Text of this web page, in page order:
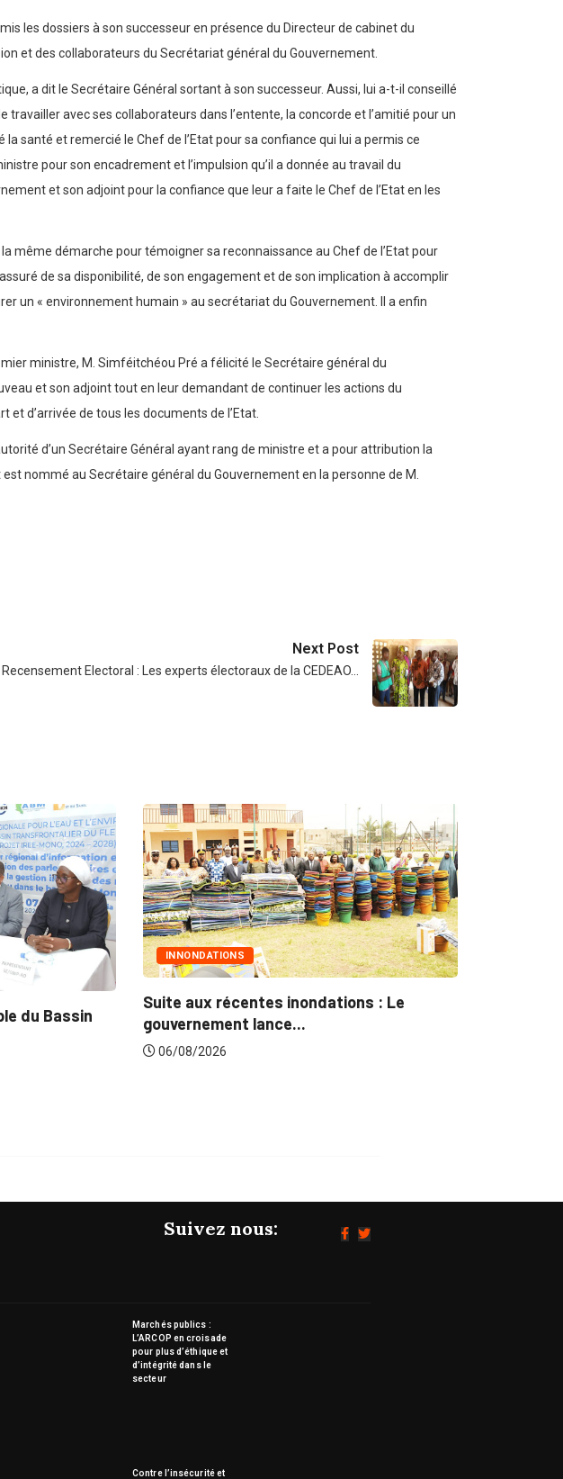
les dossiers à son successeur en présence du Directeur de cabinet du
et des collaborateurs du Secrétariat général du Gouvernement.
a dit le Secrétaire Général sortant à son successeur. Aussi, lui a-t-il conseillé
avec ses collaborateurs dans l’entente, la concorde et l’amitié pour un
santé et remercié le Chef de l’Etat pour sa confiance qui lui a permis ce
pour son encadrement et l’impulsion qu’il a donnée au travail du
et son adjoint pour la confiance que leur a faite le Chef de l’Etat en les
même démarche pour témoigner sa reconnaissance au Chef de l’Etat pour
de sa disponibilité, de son engagement et de son implication à accomplir
un « environnement humain » au secrétariat du Gouvernement. Il a enfin
ministre, M. Simféitchéou Pré a félicité le Secrétaire général du
et son adjoint tout en leur demandant de continuer les actions du
d’arrivée de tous les documents de l’Etat.
d’un Secrétaire Général ayant rang de ministre et a pour attribution la
nommé au Secrétaire général du Gouvernement en la personne de M.
Next Post
Recensement Electoral : Les experts électoraux de la CEDEAO…
Bassin
INNONDATIONS
Suite aux récentes inondations : Le
gouvernement lance...
06/08/2026
Suivez nous:
Marchés publics :
L’ARCOP en croisade
pour plus d’éthique et
d’intégrité dans le
secteur
Contre l’insécurité et